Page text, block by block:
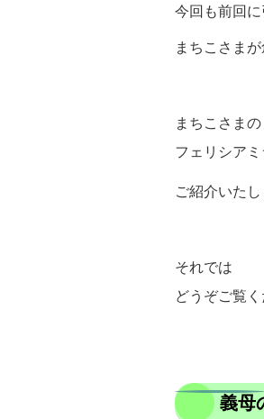
今回も前回に
まちこさま
まちこさまの
フェリシア
ご紹介いたし
それでは
どうぞご覧
義母